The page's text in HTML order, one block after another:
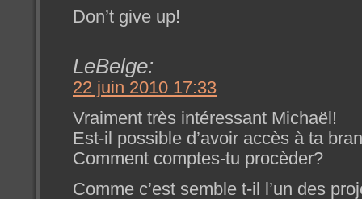
Don’t give up!
LeBelge:
22 juin 2010 17:33
Vraiment très intéressant Michaël!
Est-il possible d’avoir accès à ta
Comment comptes-tu procèder?
Comme c’est semble t-il l’un des